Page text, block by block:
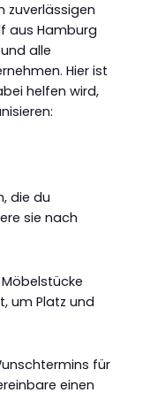
zuverlässigen
aus Hamburg
alle
Hier ist
helfen wird,
die du
sie nach
um Platz und
für
einen